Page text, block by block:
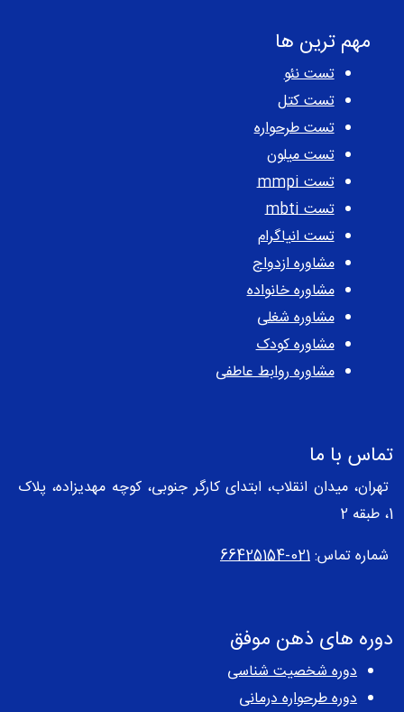
مهم ترین ها
تست نئو
تست کتل
تست طرحواره
تست میلون
تست mmpi
تست mbti
تست انیاگرام
مشاوره ازدواج
مشاوره خانواده
مشاوره شغلی
مشاوره کودک
مشاوره روابط عاطفی
تماس با ما
تهران، میدان انقلاب، ابتدای کارگر جنوبی، کوچه مهدیزاده، پلاک
1، طبقه 2
شماره تماس:021-66425154
دوره های ذهن موفق
دوره شخصیت شناسی
دوره طرحواره درمانی